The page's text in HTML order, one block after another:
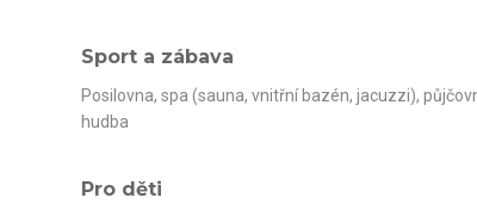
Sport a zábava
Posilovna, spa (sauna, vnitřní bazén, jacuzzi),
hudba
Pro děti